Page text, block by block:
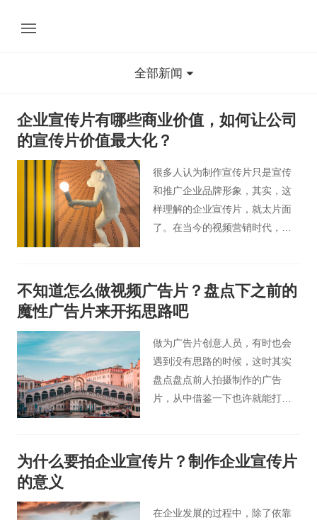
全部新闻
企业宣传片有哪些商业价值，如何让公司
的宣传片价值最大化？
很多人认为制作宣传片只是宣传
和推广企业品牌形象，其实，这
样理解的企业宣传片，就太片面
了。在当今的视频营销时代，一
公司产品，同时还能够提高公司
在同行中的竞争力。怎样才能让
公司的宣传片发挥最大的市场价
值呢，今天桃花谷宣传片小编就
来为大家分享下可以进行哪些操
作。
不知道怎么做视频广告片？盘点下之前的
魔性广告片来开拓思路吧
做为广告片创意人员，有时也会
遇到没有思路的时候，这时其实
盘点盘点前人拍摄制作的广告
片，从中借鉴一下也许就能打开
广告片有发自内心的，温暖的，
当然，也有那些让你捧腹大笑
告片小编就带领大家看看2018年
为什么要拍企业宣传片？制作企业宣传片
的意义
在企业发展的过程中，除了依靠